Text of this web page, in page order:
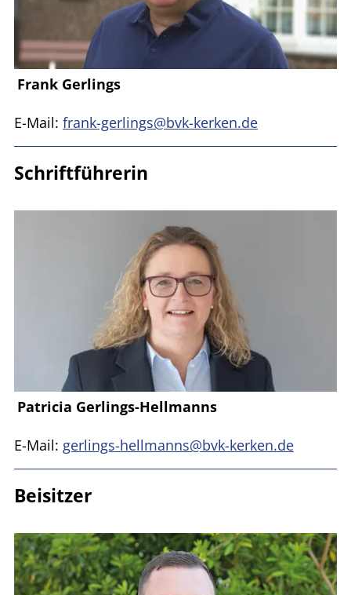
Frank Gerlings
E-Mail: frank-gerlings@bvk-kerken.de
Schriftführerin
Patricia Gerlings-Hellmanns
E-Mail: gerlings-hellmanns@bvk-kerken.de
Beisitzer